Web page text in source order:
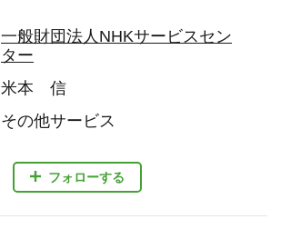
フォローする
一般財団法人NHKサービスセン
ター
米本 信
その他サービス